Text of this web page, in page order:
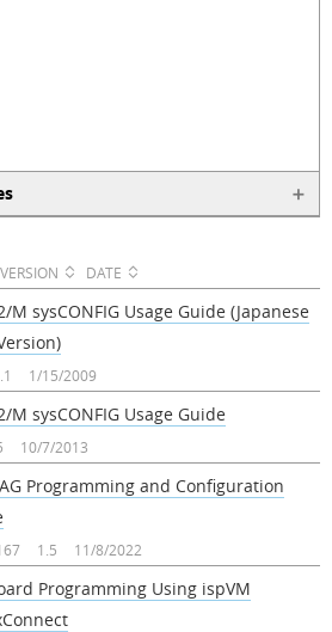
VERSION DATE
M sysCONFIG Usage Guide (Japanese
1/15/2009
M sysCONFIG Usage Guide
10/7/2013
Programming and Configuration
1.5 11/8/2022
Programming Using ispVM